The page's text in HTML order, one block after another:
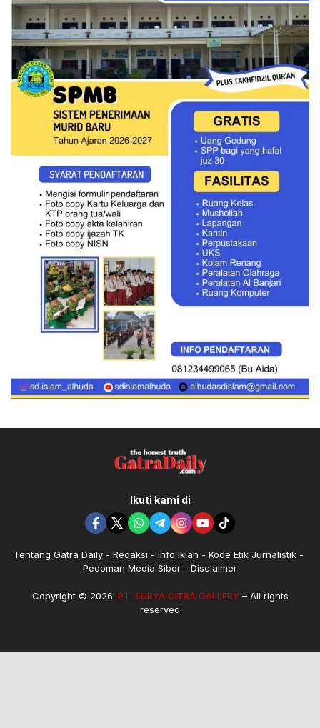
Ikuti kami di
Tentang Gatra Daily Redaksi Info Iklan
Kode Etik Jurnalistik
Pedoman Media Siber
Disclaimer
Copyright © 2026. PT. SURYA CITRA GALLERY– All rights
reserved